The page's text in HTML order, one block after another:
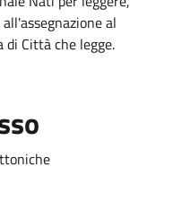
al
di Città che legge.